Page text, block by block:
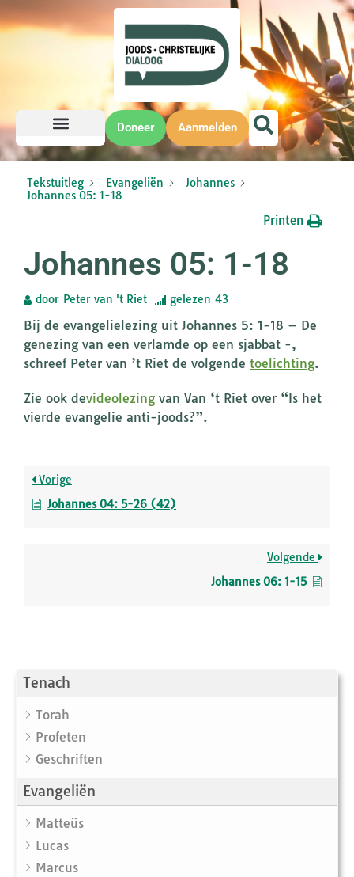
Doneer Aanmelden
Tenach
Torah
Profeten
Geschriften
Evangeliën
Matteüs
Lucas
Marcus
Tekstuitleg Evangeliën
Johannes
Johannes 05: 1-18
Printen
Johannes 05: 1-18
door Peter van 't Riet gelezen 43
Bij de evangelielezing uit Johannes 5: 1-18 – De
genezing van een verlamde op een sjabbat -,
schreef Peter van ’t Riet de volgende toelichting.
Zie ook devideolezing van Van ‘t Riet over “Is het
vierde evangelie anti-joods?”.
Vorige
Johannes 04: 5-26 (42)
Volgende
Johannes 06: 1-15